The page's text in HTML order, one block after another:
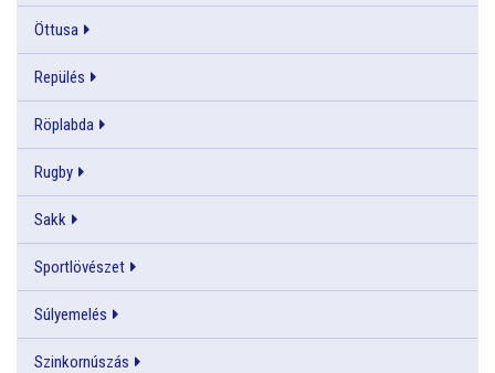
Öttusa
Repülés
Röplabda
Rugby
Sakk
Sportlövészet
Súlyemelés
Szinkornúszás